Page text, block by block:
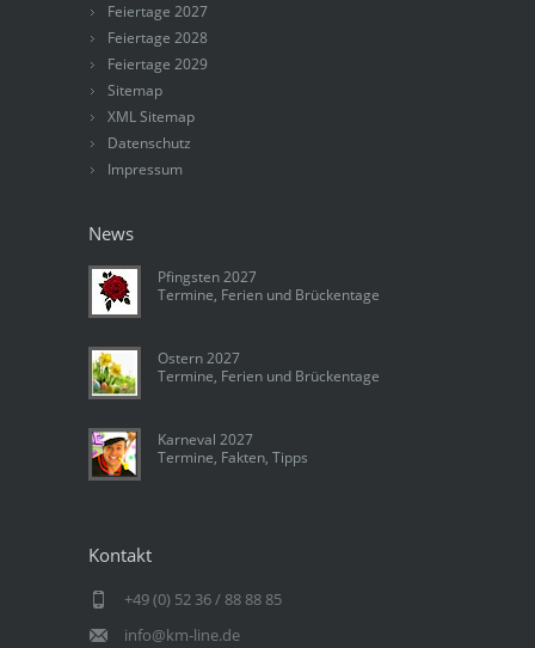
Feiertage 2027
Feiertage 2028
Feiertage 2029
Sitemap
XML Sitemap
Datenschutz
Impressum
News
Pfingsten 2027
Termine, Ferien und Brückentage
Ostern 2027
Termine, Ferien und Brückentage
Karneval 2027
Termine, Fakten, Tipps
Kontakt
+49 (0) 52 36 / 88 88 85
info@km-line.de